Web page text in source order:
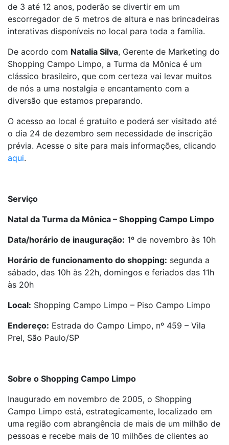
de 3 até 12 anos, poderão se divertir em um
escorregador de 5 metros de altura e nas brincadeiras
interativas disponíveis no local para toda a família.
De acordo com Natalia Silva, Gerente de Marketing do
Shopping Campo Limpo, a Turma da Mônica é um
clássico brasileiro, que com certeza vai levar muitos
de nós a uma nostalgia e encantamento com a
diversão que estamos preparando.
O acesso ao local é gratuito e poderá ser visitado até
o dia 24 de dezembro sem necessidade de inscrição
prévia. Acesse o site para mais informações, clicando
aqui.
Serviço
Natal da Turma da Mônica – Shopping Campo Limpo
Data/horário de inauguração: 1º de novembro às 10h
Horário de funcionamento do shopping: segunda a
sábado, das 10h às 22h, domingos e feriados das 11h
às 20h
Local: Shopping Campo Limpo – Piso Campo Limpo
Endereço: Estrada do Campo Limpo, nº 459 – Vila
Prel, São Paulo/SP
Sobre o Shopping Campo Limpo
Inaugurado em novembro de 2005, o Shopping
Campo Limpo está, estrategicamente, localizado em
uma região com abrangência de mais de um milhão de
pessoas e recebe mais de 10 milhões de clientes ao